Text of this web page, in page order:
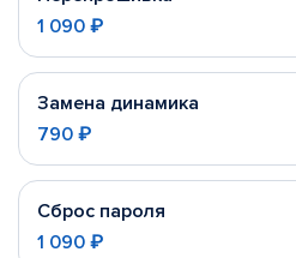
1 090 ₽
Замена динамика
790 ₽
Сброс пароля
1 090 ₽